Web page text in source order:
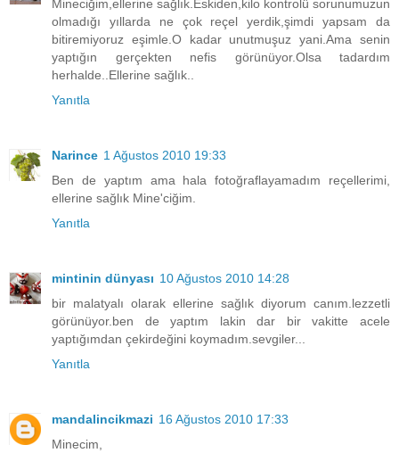
Mineciğim,ellerine sağlık.Eskiden,kilo kontrolü sorunumuzun
olmadığı yıllarda ne çok reçel yerdik,şimdi yapsam da
bitiremiyoruz eşimle.O kadar unutmuşuz yani.Ama senin
yaptığın gerçekten nefis görünüyor.Olsa tadardım
herhalde..Ellerine sağlık..
Yanıtla
Narince 1 Ağustos 2010 19:33
Ben de yaptım ama hala fotoğraflayamadım reçellerimi,
ellerine sağlık Mine'ciğim.
Yanıtla
mintinin dünyası 10 Ağustos 2010 14:28
bir malatyalı olarak ellerine sağlık diyorum canım.lezzetli
görünüyor.ben de yaptım lakin dar bir vakitte acele
yaptığımdan çekirdeğini koymadım.sevgiler...
Yanıtla
mandalincikmazi 16 Ağustos 2010 17:33
Minecim,